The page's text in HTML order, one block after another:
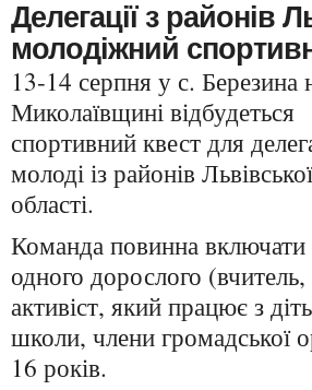
Делегації з районів
молодіжний
13-14 серпня у с. Березина
Миколаївщині відбудеться
спортивний квест для
молоді із районів Львівської
області.
Команда повинна включати
одного дорослого
активіст, який працює з
школи, члени громадської
16 років.